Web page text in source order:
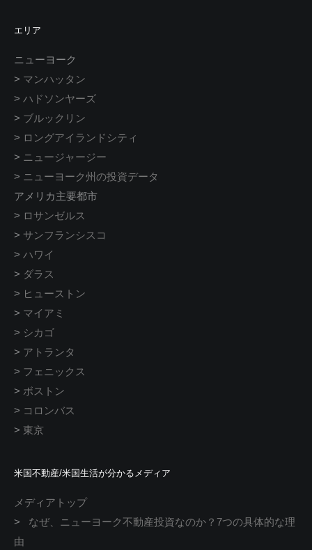
エリア
ニューヨーク
> マンハッタン
> ハドソンヤーズ
> ブルックリン
> ロングアイランドシティ
> ニュージャージー
> ニューヨーク州の投資データ
アメリカ主要都市
> ロサンゼルス
> サンフランシスコ
> ハワイ
> ダラス
> ヒューストン
> マイアミ
> シカゴ
> アトランタ
> フェニックス
> ボストン
> コロンバス
> 東京
米国不動産/米国生活が分かるメディア
メディアトップ
> なぜ、ニューヨーク不動産投資なのか？7つの具体的な理
由